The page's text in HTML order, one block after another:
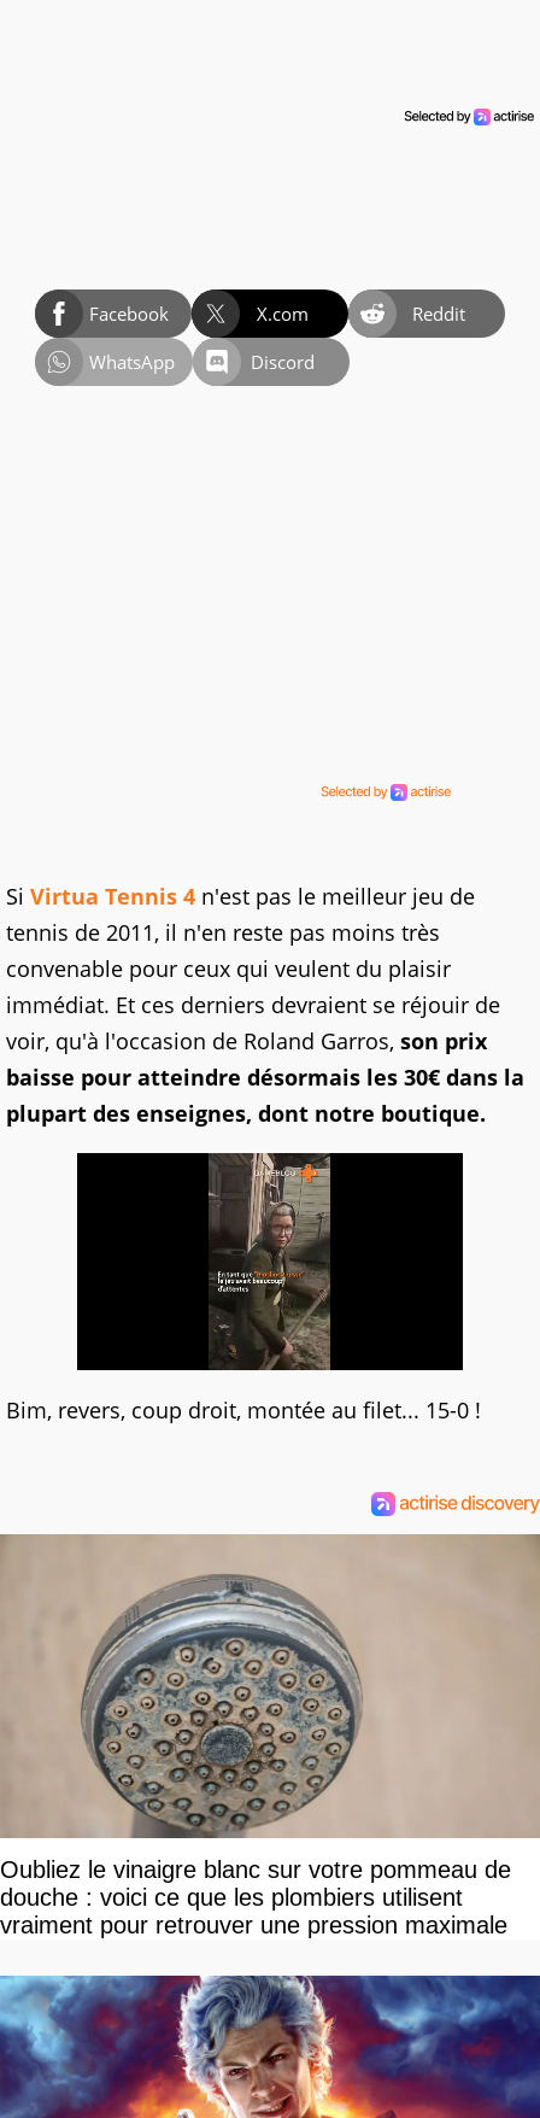
Facebook X.com
Reddit
WhatsApp
Discord
Si Virtua Tennis 4 n'est pas le meilleur jeu de
tennis de 2011, il n'en reste pas moins très
convenable pour ceux qui veulent du plaisir
immédiat. Et ces derniers devraient se réjouir de
voir, qu'à l'occasion de Roland Garros, son prix
baisse pour atteindre désormais les 30€ dans la
plupart des enseignes, dont notre boutique.
Bim, revers, coup droit, montée au filet... 15-0 !
Oubliez le vinaigre blanc sur votre pommeau de
douche : voici ce que les plombiers utilisent
vraiment pour retrouver une pression maximale